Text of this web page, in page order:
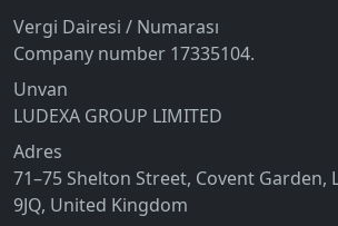
Vergi Dairesi / Numarası
Company number 17335104.
Unvan
LUDEXA GROUP LIMITED
Adres
71–75 Shelton Street, Covent Garden,
9JQ, United Kingdom